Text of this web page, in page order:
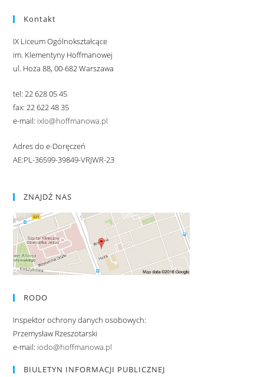
Kontakt
IX Liceum Ogólnokształcące
im. Klementyny Hoffmanowej
ul. Hoża 88, 00-682 Warszawa
tel: 22 628 05 45
fax: 22 622 48 35
e-mail: ixlo@hoffmanowa.pl
Adres do e-Doręczeń
AE:PL-36599-39849-VRJWR-23
ZNAJDŹ NAS
RODO
Inspektor ochrony danych osobowych:
Przemysław Rzeszotarski
e-mail: iodo@hoffmanowa.pl
BIULETYN INFORMACJI PUBLICZNEJ